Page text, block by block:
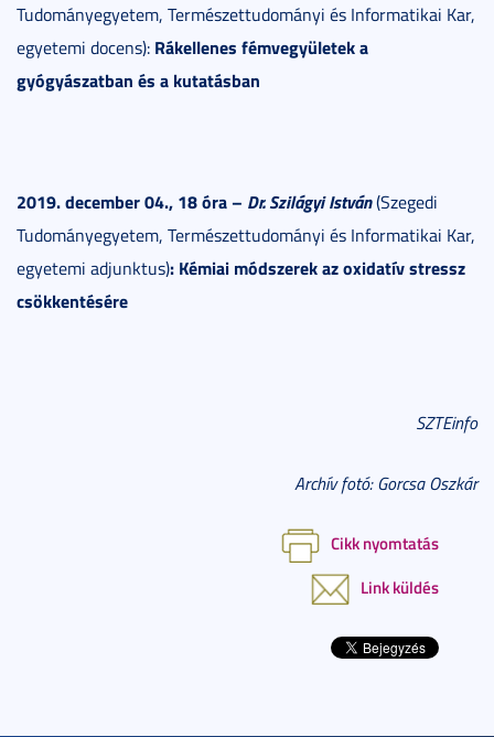
Tudományegyetem, Természettudományi és Informatikai Kar,
egyetemi docens): Rákellenes fémvegyületek a
gyógyászatban és a kutatásban
2019. december 04., 18 óra – Dr. Szilágyi István(Szegedi
Tudományegyetem, Természettudományi és Informatikai Kar,
egyetemi adjunktus): Kémiai módszerek az oxidatív stressz
csökkentésére
SZTEinfo
Archív fotó: Gorcsa Oszkár
Cikk nyomtatás
Link küldés